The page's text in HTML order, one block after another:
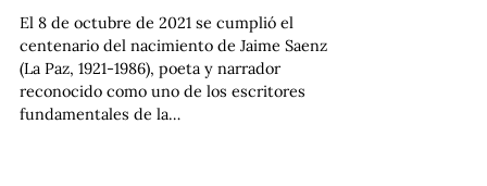
El 8 de octubre de 2021 se cumplió el
centenario del nacimiento de Jaime Saenz
(La Paz, 1921-1986), poeta y narrador
reconocido como uno de los escritores
fundamentales de la…